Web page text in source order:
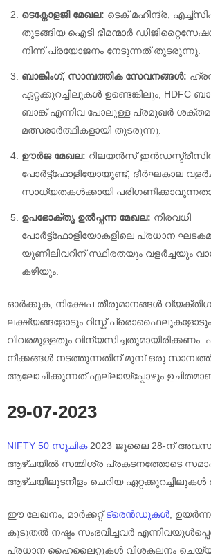
ടെക്നോളജി മേഖല: ടെക് മഹീന്ദ്ര,
തുടങ്ങിയ ഐടി ഭീമന്മാർ
നിന്ന് പ്രയോജനം നേടുന്നത് തുടരുന്നു.
ബാങ്കിംഗ്, സാമ്പത്തിക സേവനങ്ങൾ:
ഏറ്റക്കുറച്ചിലുകൾ ഉണ്ടെങ്കിലും, HDFC
ബാങ്ക് എന്നിവ പോലുള്ള പ്രമുഖർ
മത്സരാർത്ഥികളായി തുടരുന്നു.
ഊർജ മേഖല: റിലയൻസ്
പോർട്ട്ഫോളിയോയുണ്ട്, ദീർഘകാല
സാധ്യതകൾക്കായി
ഉപഭോക്തൃ ഉൽപ്പന്ന മേഖല: നിരവധി
പോർട്ട്‌ഫോളിയോകളിലെ പ്രധാന
യുണിലിവറിന് സ്ഥിരതയും വളർച്ചയും
കഴിയും.
ഓർക്കുക, നിക്ഷേപ തീരുമാനങ്ങൾ
ലക്ഷ്യങ്ങളോടും റിസ്ക് പ്രൊഫൈലുകളോടും
വിവരമുള്ളതും വിന്യസിച്ചതുമായിരിക്കണം.
നീക്കങ്ങൾ നടത്തുന്നതിന് മുമ്പ് ഒരു
ആലോചിക്കുന്നത് എല്ലായ്പ്പോഴും
29-07-2023
NIFTY 50 സൂചിക2023 ജൂലൈ 28-ന്
ആഴ്ചയിൽ സമ്മിശ്ര പ്രകടനത്തോടെ
ആഴ്ചയിലുടനീളം ചെറിയ ഏറ്റക്കുറച്ചിലുകൾ
ഈ ലേഖനം, മാർക്കറ്റ്ട്രെൻഡുകൾ ,
കൂടുതൽ നഷ്ടം സംഭവിച്ചവർ
പ്രധാന ഹൈലൈറ്റുകൾ വിശകലനം